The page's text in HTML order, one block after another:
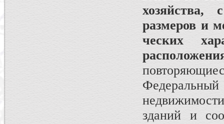
хозяйства,
размеров и
ческих
зданий и